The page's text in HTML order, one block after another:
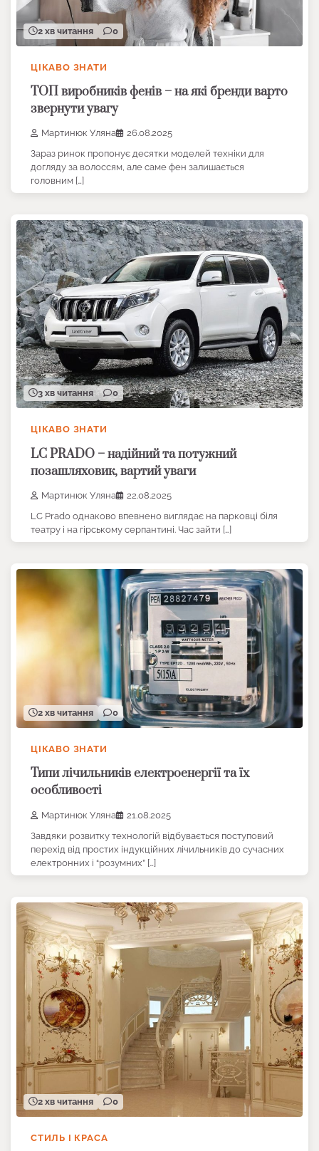
2 хв читання 0
ЦІКАВО ЗНАТИ
ТОП виробників фенів – на які бренди варто
звернути увагу
Мартинюк Уляна
26.08.2025
Зараз ринок пропонує десятки моделей техніки для
догляду за волоссям, але саме фен залишається
головним […]
3 хв читання 0
ЦІКАВО ЗНАТИ
LC PRADO – надійний та потужний
позашляховик, вартий уваги
Мартинюк Уляна
22.08.2025
LC Prado однаково впевнено виглядає на парковці біля
театру і на гірському серпантині. Час зайти […]
2 хв читання 0
ЦІКАВО ЗНАТИ
Типи лічильників електроенергії та їх
особливості
Мартинюк Уляна
21.08.2025
Завдяки розвитку технологій відбувається поступовий
перехід від простих індукційних лічильників до сучасних
електронних і “розумних” […]
2 хв читання 0
СТИЛЬ І КРАСА